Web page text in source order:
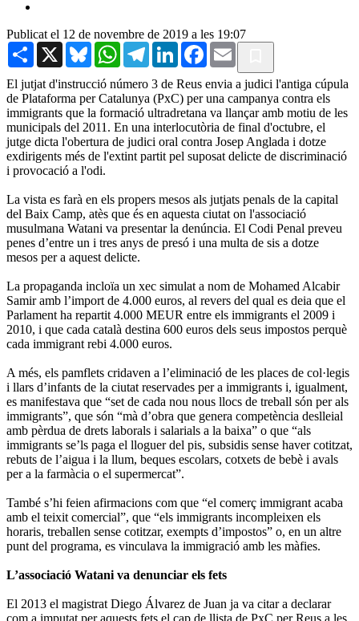
Publicat el 12 de novembre de 2019 a les 19:07
Share X BlueskyWhatsAppTelegramLinkedInFacebook
Email
El jutjat d'instrucció número 3 de Reus envia a judici l'antiga cúpula
de Plataforma per Catalunya (PxC) per una campanya contra els
immigrants que la formació ultradretana va llançar amb motiu de les
municipals del 2011. En una interlocutòria de final d'octubre, el
jutge dicta l'obertura de judici oral contra Josep Anglada i dotze
exdirigents més de l'extint partit pel suposat delicte de discriminació
i provocació a l'odi.
La vista es farà en els propers mesos als jutjats penals de la capital
del Baix Camp, atès que és en aquesta ciutat on l'associació
musulmana Watani va presentar la denúncia. El Codi Penal preveu
penes d’entre un i tres anys de presó i una multa de sis a dotze
mesos per a aquest delicte.
La propaganda incloïa un xec simulat a nom de Mohamed Alcabir
Samir amb l’import de 4.000 euros, al revers del qual es deia que el
Parlament ha repartit 4.000 MEUR entre els immigrants el 2009 i
2010, i que cada català destina 600 euros dels seus impostos perquè
cada immigrant rebi 4.000 euros.
A més, els pamflets cridaven a l’eliminació de les places de col·legis
i llars d’infants de la ciutat reservades per a immigrants i, igualment,
es manifestava que “set de cada nou nous llocs de treball són per als
immigrants”, que són “mà d’obra que genera competència deslleial
amb pèrdua de drets laborals i salarials a la baixa” o que “als
immigrants se’ls paga el lloguer del pis, subsidis sense haver cotitzat,
rebuts de l’aigua i la llum, beques escolars, cotxets de bebè i avals
per a la farmàcia o el supermercat”.
També s’hi feien afirmacions com que “el comerç immigrant acaba
amb el teixit comercial”, que “els immigrants incompleixen els
horaris, treballen sense cotitzar, exempts d’impostos” o, en un altre
punt del programa, es vinculava la immigració amb les màfies.
L’associació Watani va denunciar els fets
El 2013 el magistrat Diego Álvarez de Juan ja va citar a declarar
com a imputat per aquests fets el cap de llista de PxC per Reus a les